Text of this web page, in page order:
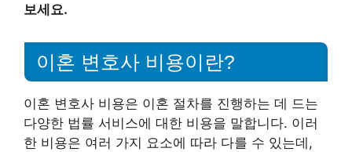
보세요.
이혼 변호사 비용이란?
이혼 변호사 비용은 이혼 절차를 진행하는 데 드는
다양한 법률 서비스에 대한 비용을 말합니다. 이러
한 비용은 여러 가지 요소에 따라 다를 수 있는데,